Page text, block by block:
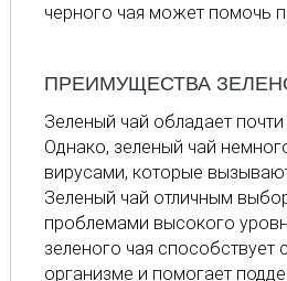
черного чая может помочь
ПРЕИМУЩЕСТВА
Зеленый чай обладает
Однако, зеленый чай
вирусами, которые
Зеленый чай отличным
проблемами высокого
зеленого чая
организме и помогает